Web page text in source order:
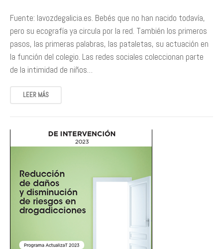
Fuente: lavozdegalicia.es. Bebés que no han nacido todavía,
pero su ecografía ya circula por la red. También los primeros
pasos, las primeras palabras, las pataletas, su actuación en
la función del colegio. Las redes sociales coleccionan parte
de la intimidad de niños…
LEER MÁS